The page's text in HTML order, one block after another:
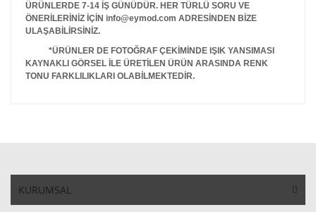
ÜRÜNLERDE 7-14 İŞ GÜNÜDÜR. HER TÜRLÜ SORU VE
ÖNERİLERİNİZ İÇİN info@eymod.com ADRESİNDEN BİZE
ULAŞABİLİRSİNİZ.
*ÜRÜNLER DE FOTOĞRAF ÇEKİMİNDE IŞIK YANSIMASI
KAYNAKLI GÖRSEL İLE ÜRETİLEN ÜRÜN ARASINDA RENK
TONU FARKLILIKLARI OLABİLMEKTEDİR.
KURUMSAL